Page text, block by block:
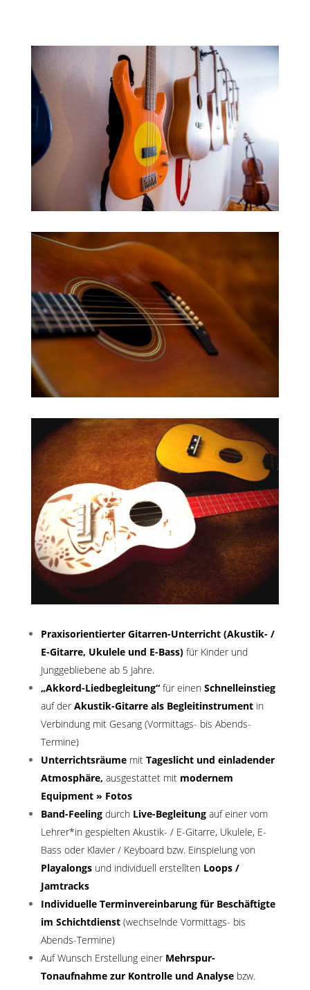
Praxisorientierter Gitarren-Unterricht (Akustik- /
E-Gitarre, Ukulele und E-Bass)für Kinder und
Junggebliebene ab 5 Jahre.
„Akkord-Liedbegleitung“für einenSchnelleinstieg
auf der Akustik-Gitarre als Begleitinstrumentin
Verbindung mit Gesang (Vormittags- bis Abends-
Termine)
Unterrichtsräumemit Tageslicht und einladender
Atmosphäre, ausgestattet mit modernem
Equipment » Fotos
Band-Feelingdurch Live-Begleitungauf einer vom
Lehrer*in gespielten Akustik- / E-Gitarre, Ukulele, E-
Bass oder Klavier / Keyboard bzw. Einspielung von
Playalongsund individuell erstellten Loops /
Jamtracks
Individuelle Terminvereinbarung für Beschäftigte
im Schichtdienst(wechselnde Vormittags- bis
Abends-Termine)
Auf Wunsch Erstellung einer Mehrspur-
Tonaufnahme zur Kontrolle und Analysebzw.